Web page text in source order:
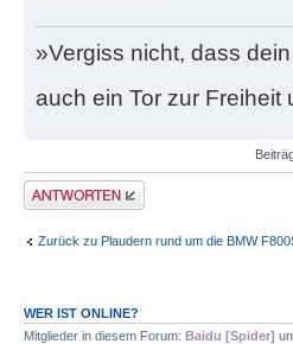
»Vergiss nicht, dass
auch ein Tor zur Freiheit
Antwort schreiben
Zurück zu Plaudern rund um die BMW
WER IST ONLINE?
Mitglieder in diesem Forum: Baidu [Spider]